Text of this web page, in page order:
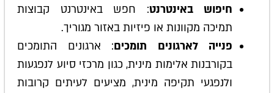
חיפוש באינטרנט: חפש באינטרנט קבוצות
תמיכה מקוונות או פיזיות באזור מגוריך.
פנייה לארגונים תומכים: ארגונים התומכים
בקורבנות אלימות מינית, כגון מרכזי סיוע לנפגעות
ולנפגעי תקיפה מינית, מציעים לעיתים קרובות